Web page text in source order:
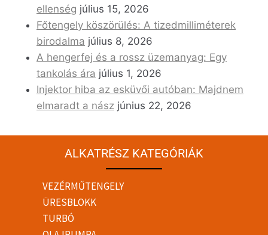
ellenség július 15, 2026
Főtengely köszörülés: A tizedmilliméterek
birodalma július 8, 2026
A hengerfej és a rossz üzemanyag: Egy
tankolás ára július 1, 2026
Injektor hiba az esküvői autóban: Majdnem
elmaradt a nász június 22, 2026
ALKATRÉSZ KATEGÓRIÁK
VEZÉRMŰTENGELY
ÜRESBLOKK
TURBÓ